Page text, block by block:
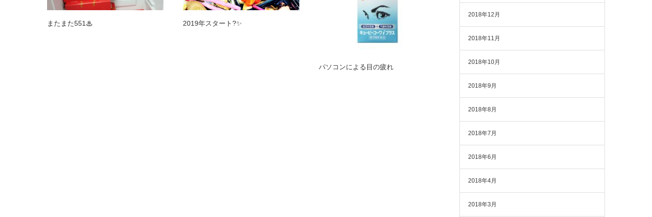
またまた551♨ 2019年スタート?✨
パソコンによる目の疲れ
2018年12月
2018年11月
2018年10月
2018年9月
2018年8月
2018年7月
2018年6月
2018年4月
2018年3月